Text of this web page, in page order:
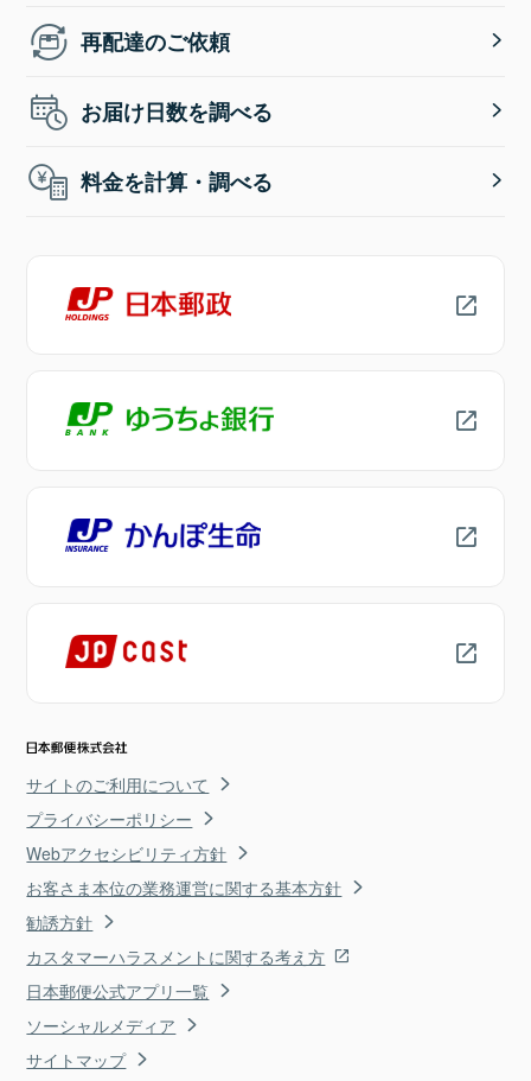
再配達のご依頼
お届け日数を調べる
料金を計算・調べる
サイトのご利用について
プライバシーポリシー
Webアクセシビリティ方針
お客さま本位の業務運営に関する基本方針
勧誘方針
カスタマーハラスメントに関する考え方
日本郵便公式アプリ一覧
ソーシャルメディア
サイトマップ